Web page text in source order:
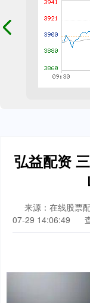
弘益配资
来源：在线股票
07-29 14:06:49